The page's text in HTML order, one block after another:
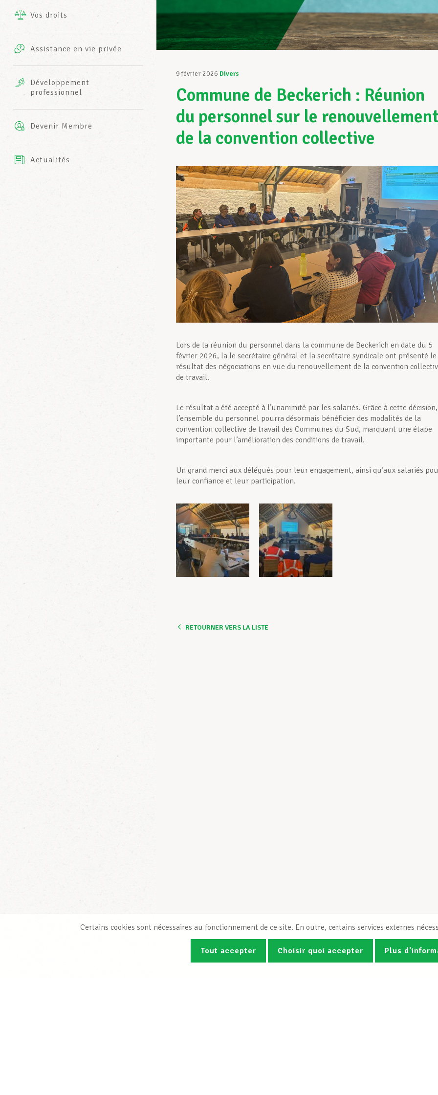
INFO-CENTER
Vos droits
Assistance en vie privée
complémentaires
AXA
Développement
professionnel
Devenir Membre
Actualités
9 février 2026 Divers
Commune de Beckerich : Réunion
du personnel sur le
de la convention collective
Lors de la réunion du personnel dans la commune de Beckerich en date du 5
février 2026, la le secrétaire général et la secrétaire syndicale ont présenté le
résultat des négociations en vue du renouvellement de la convention
de travail.
Le résultat a été accepté à l’unanimité par les salariés. Grâce à cette décision,
l’ensemble du personnel pourra désormais bénéficier des modalités de la
convention collective de travail des Communes du Sud, marquant une étape
importante pour l’amélioration des conditions de travail.
Un grand merci aux délégués pour leur engagement, ainsi qu’aux salariés
leur confiance et leur participation.
RETOURNER VERS LA LISTE
Certains cookies sont nécessaires au fonctionnement de ce site. En outre, certains services externes
Tout accepter Choisir quoi accepter Plus